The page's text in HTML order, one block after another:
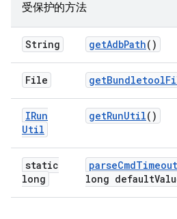
受保护的方法
String getAdbPath()
File getBundletool
IRun
Util
getRunUtil()
static
long
parseCmdTimeout
long default